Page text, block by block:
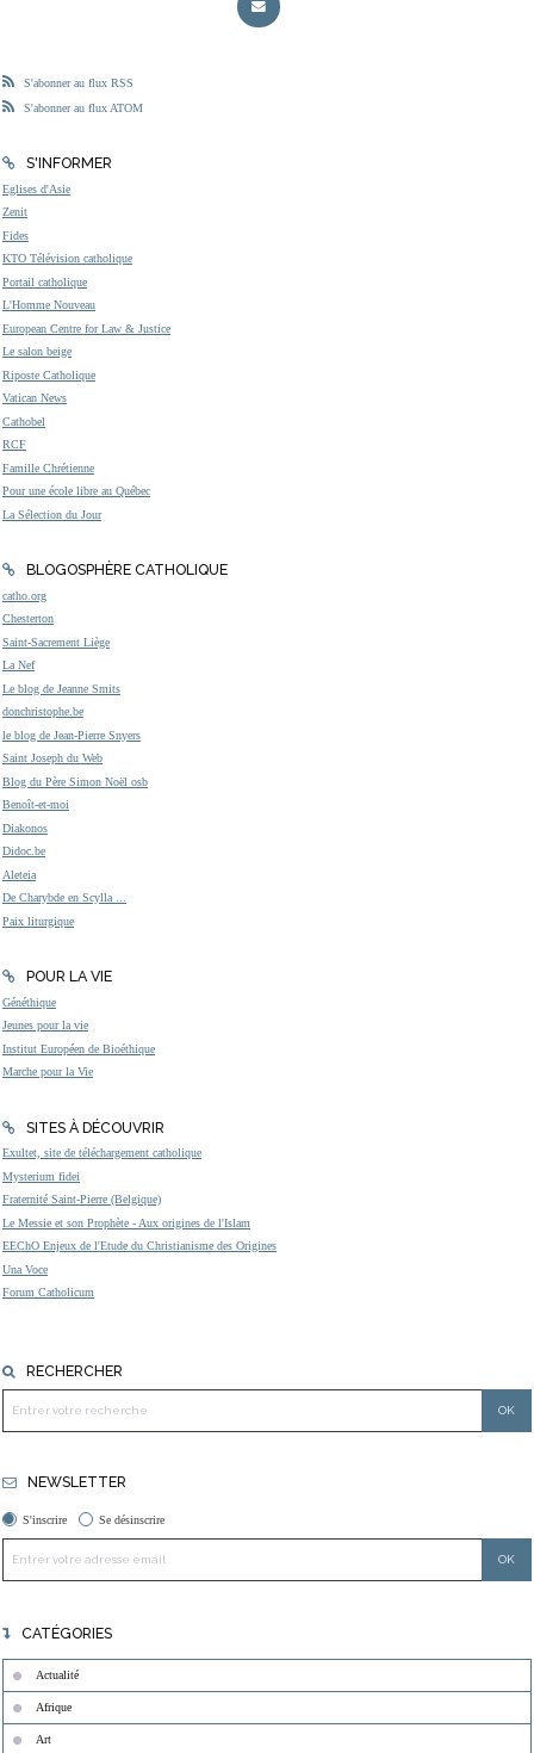
S'abonner au flux RSS
S'abonner au flux ATOM
S'INFORMER
Eglises d'Asie
Zenit
Fides
KTO Télévision catholique
Portail catholique
L'Homme Nouveau
European Centre for Law & Justice
Le salon beige
Riposte Catholique
Vatican News
Cathobel
RCF
Famille Chrétienne
Pour une école libre au Québec
La Sélection du Jour
BLOGOSPHÈRE CATHOLIQUE
catho.org
Chesterton
Saint-Sacrement Liège
La Nef
Le blog de Jeanne Smits
donchristophe.be
le blog de Jean-Pierre Snyers
Saint Joseph du Web
Blog du Père Simon Noël osb
Benoît-et-moi
Diakonos
Didoc.be
Aleteia
De Charybde en Scylla ...
Paix liturgique
POUR LA VIE
Généthique
Jeunes pour la vie
Institut Européen de Bioéthique
Marche pour la Vie
SITES À DÉCOUVRIR
Exultet, site de téléchargement catholique
Mysterium fidei
Fraternité Saint-Pierre (Belgique)
Le Messie et son Prophète - Aux origines de l'Islam
EEChO Enjeux de l'Etude du Christianisme des Origines
Una Voce
Forum Catholicum
RECHERCHER
NEWSLETTER
S'inscrire Se désinscrire
CATÉGORIES
Actualité
Afrique
Art